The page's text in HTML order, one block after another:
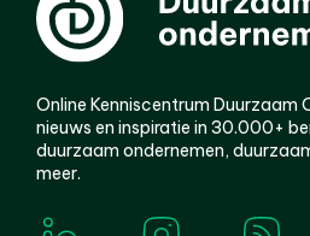
Online Kenniscentrum Duurzaam
nieuws en inspiratie in 30.000+
duurzaam ondernemen,
meer.